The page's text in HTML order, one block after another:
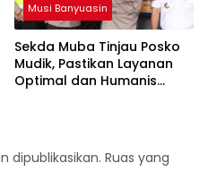
Musi Banyuasin
Sekda Muba Tinjau Posko
Mudik, Pastikan Layanan
Optimal dan Humanis
dipublikasikan. Ruas yang